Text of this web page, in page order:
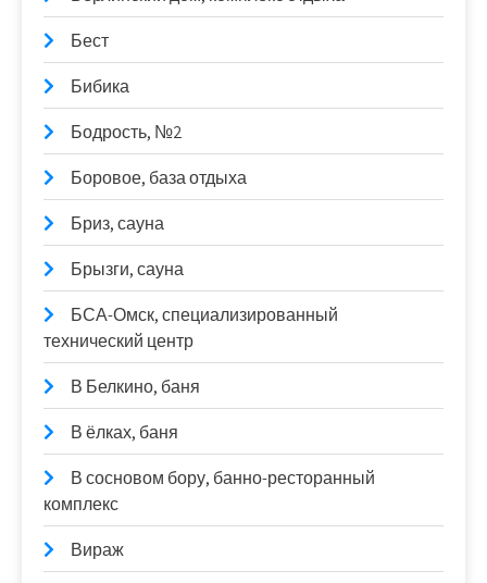
Бест
Бибика
Бодрость, №2
Боровое, база отдыха
Бриз, сауна
Брызги, сауна
БСА-Омск, специализированный
технический центр
В Белкино, баня
В ёлках, баня
В сосновом бору, банно-ресторанный
комплекс
Вираж